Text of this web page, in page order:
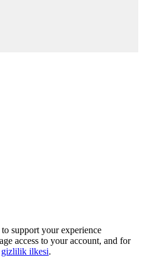
support your experience
access to your account, and for
gizlilik ilkesi.